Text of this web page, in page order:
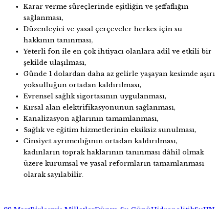
Karar verme süreçlerinde eşitliğin ve şeffaflığın
sağlanması,
Düzenleyici ve yasal çerçeveler herkes için su
hakkının tanınması,
Yeterli fon ile en çok ihtiyacı olanlara adil ve etkili bir
şekilde ulaşılması,
Günde 1 dolardan daha az gelirle yaşayan kesimde aşırı
yoksulluğun ortadan kaldırılması,
Evrensel sağlık sigortasının uygulanması,
Kırsal alan elektrifikasyonunun sağlanması,
Kanalizasyon ağlarının tamamlanması,
Sağlık ve eğitim hizmetlerinin eksiksiz sunulması,
Cinsiyet ayrımcılığının ortadan kaldırılması,
kadınların toprak haklarının tanınması dâhil olmak
üzere kurumsal ve yasal reformların tamamlanması
olarak sayılabilir.